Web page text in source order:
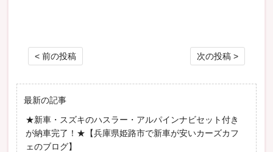
投稿ナビゲーション
< 前の投稿 次の投稿 >
最新の記事
★新車・スズキのハスラー・アルパインナビセット付き
が納車完了！★【兵庫県姫路市で新車が安いカーズカフ
ェのブログ】